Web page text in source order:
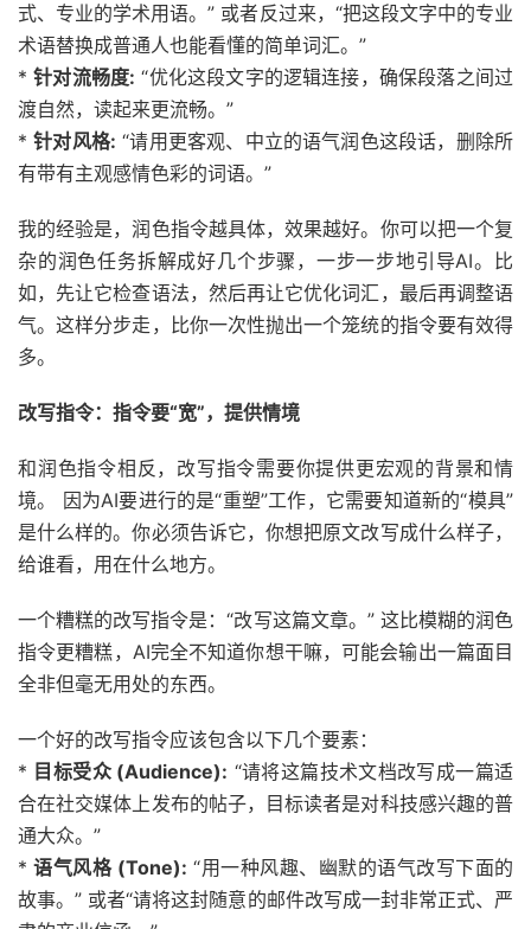
式、专业的学术用语。” 或者反过来，“把这段文字中的专业
术语替换成普通人也能看懂的简单词汇。”
*针对流畅度: “优化这段文字的逻辑连接，确保段落之间过
渡自然，读起来更流畅。”
*针对风格: “请用更客观、中立的语气润色这段话，删除所
有带有主观感情色彩的词语。”
我的经验是，润色指令越具体，效果越好。你可以把一个复
杂的润色任务拆解成好几个步骤，一步一步地引导AI。比
如，先让它检查语法，然后再让它优化词汇，最后再调整语
气。这样分步走，比你一次性抛出一个笼统的指令要有效得
多。
改写指令：指令要“宽”，提供情境
和润色指令相反，改写指令需要你提供更宏观的背景和情
境。 因为AI要进行的是“重塑”工作，它需要知道新的“模具”
是什么样的。你必须告诉它，你想把原文改写成什么样子，
给谁看，用在什么地方。
一个糟糕的改写指令是：“改写这篇文章。” 这比模糊的润色
指令更糟糕，AI完全不知道你想干嘛，可能会输出一篇面目
全非但毫无用处的东西。
一个好的改写指令应该包含以下几个要素：
* 目标受众 (Audience): “请将这篇技术文档改写成一篇适
合在社交媒体上发布的帖子，目标读者是对科技感兴趣的普
通大众。”
*语气风格 (Tone): “用一种风趣、幽默的语气改写下面的
故事。” 或者“请将这封随意的邮件改写成一封非常正式、严